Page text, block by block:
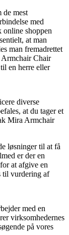
de mest
med
shoppen
at man
man fremadrettet
Chair
en herre eller
diverse
at du tager et
Mira Armchair
løsninger til at få
er der en
at afgive en
til vurdering af
med en
virksomhedernes
på vores